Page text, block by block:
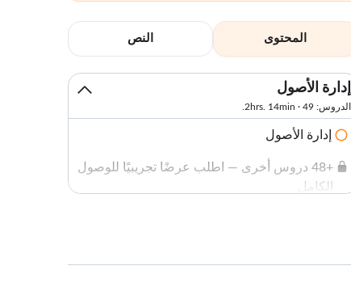
المحتوى النص
إدارة الأصول
الدروس: 49 · 2hrs. 14min.
إدارة الأصول
+48 دروس أخرى — اطلب عرضًا تجريبيًا للوصول
الكامل